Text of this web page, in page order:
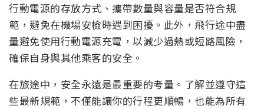
行動電源的存放方式、攜帶數量與容量是否符合規
範，避免在機場安檢時遇到困擾。此外，飛行途中盡
量避免使用行動電源充電，以減少過熱或短路風險，
確保自身與其他乘客的安全。
在旅途中，安全永遠是最重要的考量。了解並遵守這
些最新規範，不僅能讓你的行程更順暢，也能為所有